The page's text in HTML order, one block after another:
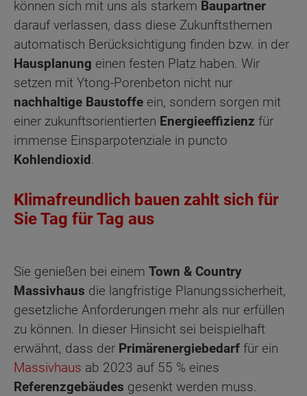
können sich mit uns als starkem Baupartner
darauf verlassen, dass diese Zukunftsthemen
automatisch Berücksichtigung finden bzw. in der
Hausplanung einen festen Platz haben. Wir
setzen mit Ytong-Porenbeton nicht nur
nachhaltige Baustoffe ein, sondern sorgen mit
einer zukunftsorientierten Energieeffizienz für
immense Einsparpotenziale in puncto
Kohlendioxid.
Klimafreundlich bauen zahlt sich für
Sie Tag für Tag aus
Sie genießen bei einem Town & Country
Massivhaus die langfristige Planungssicherheit,
gesetzliche Anforderungen mehr als nur erfüllen
zu können. In dieser Hinsicht sei beispielhaft
erwähnt, dass der Primärenergiebedarf für ein
Massivhaus ab 2023 auf 55 % eines
Referenzgebäudes gesenkt werden muss.